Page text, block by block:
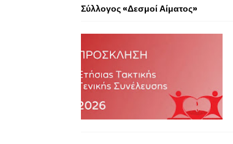
Σύλλογος «Δεσμοί Αίματος»